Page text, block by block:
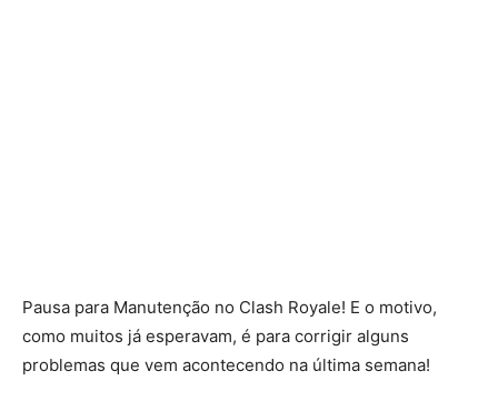
Pausa para Manutenção no Clash Royale! E o motivo,
como muitos já esperavam, é para corrigir alguns
problemas que vem acontecendo na última semana!